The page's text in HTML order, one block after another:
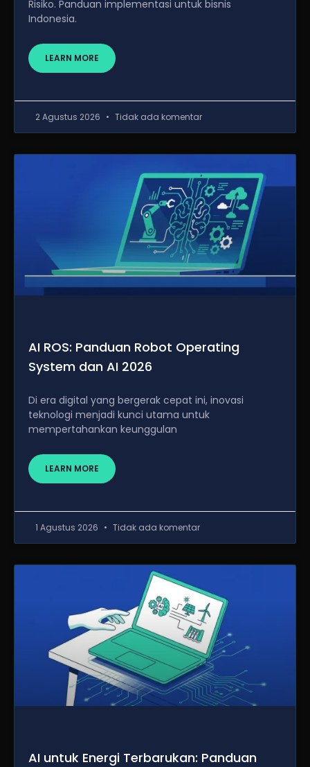
Risiko. Panduan implementasi untuk bisnis
Indonesia.
LEARN MORE
2 Agustus 2026 Tidak ada komentar
AI ROS: Panduan Robot Operating
System dan AI 2026
Di era digital yang bergerak cepat ini, inovasi
teknologi menjadi kunci utama untuk
mempertahankan keunggulan
LEARN MORE
1 Agustus 2026 Tidak ada komentar
AI untuk Energi Terbarukan: Panduan